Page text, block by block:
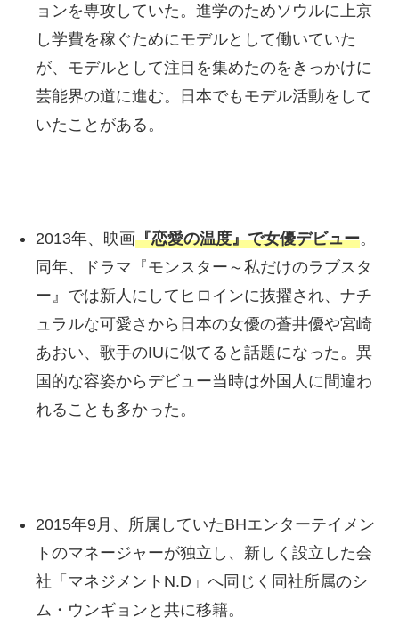
ョンを専攻していた。進学のためソウルに上京
し学費を稼ぐためにモデルとして働いていた
が、モデルとして注目を集めたのをきっかけに
芸能界の道に進む。日本でもモデル活動をして
いたことがある。
2013年、映画『恋愛の温度』で女優デビュー。
同年、ドラマ『モンスター～私だけのラブスタ
ー』では新人にしてヒロインに抜擢され、ナチ
ュラルな可愛さから日本の女優の蒼井優や宮崎
あおい、歌手のIUに似てると話題になった。異
国的な容姿からデビュー当時は外国人に間違わ
れることも多かった。
2015年9月、所属していたBHエンターテイメン
トのマネージャーが独立し、新しく設立した会
社「マネジメントN.D」へ同じく同社所属のシ
ム・ウンギョンと共に移籍。